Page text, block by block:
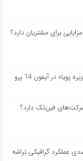
برای مشتریان دارد؟
اپل ظاهرا در لحظه آخر تصمیم به استفاده از «جزیره پویا» در آیفون 14 پرو
آنتوتو از افزایش 28 درصدی عملکرد گرافیکی تراشه